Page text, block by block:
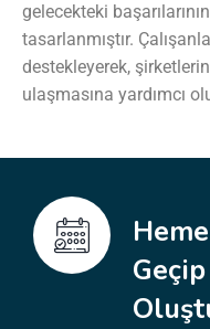
gelecekteki
tasarlanmıştır.
destekleyerek,
ulaşmasına yardımcı